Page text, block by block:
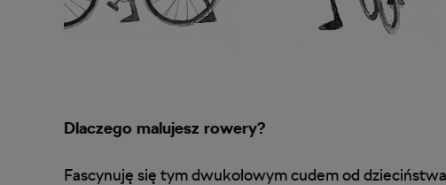
Dlaczego malujesz rowery?
Fascynuję się tym dwukołowym cudem od